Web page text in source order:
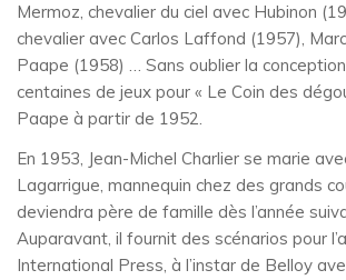
Mermoz, chevalier du ciel avec Hubinon
chevalier avec Carlos Laffond (1957),
Paape (1958) … Sans oublier la
centaines de jeux pour « Le Coin des
Paape à partir de 1952.
En 1953, Jean-Michel Charlier se marie
Lagarrigue, mannequin chez des grands
deviendra père de famille dès l’année
Auparavant, il fournit des scénarios pour
International Press, à l’instar de Belloy